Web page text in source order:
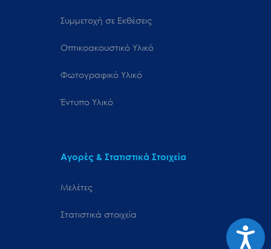
Συμμετοχή σε Εκθέσεις
Οπτικοακουστικό Υλικό
Φωτογραφικό Υλικό
Έντυπο Υλικό
Αγορές & Στατιστικά Στοιχεία
Μελέτες
Στατιστικά στοιχεία